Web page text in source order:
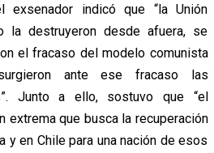
indicó que “la Unión
la destruyeron desde afuera, se
el fracaso del modelo comunista
ante ese fracaso las
Junto a ello, sostuvo que “el
extrema que busca la recuperación
y en Chile para una nación de esos